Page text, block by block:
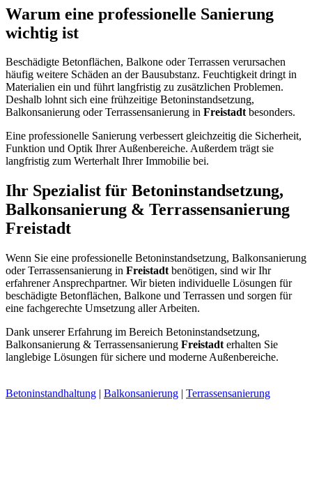
Warum eine professionelle Sanierung
wichtig ist
Beschädigte Betonflächen, Balkone oder Terrassen verursachen
häufig weitere Schäden an der Bausubstanz. Feuchtigkeit dringt in
Materialien ein und führt langfristig zu zusätzlichen Problemen.
Deshalb lohnt sich eine frühzeitige Betoninstandsetzung,
Balkonsanierung oder Terrassensanierung in Freistadtbesonders.
Eine professionelle Sanierung verbessert gleichzeitig die Sicherheit,
Funktion und Optik Ihrer Außenbereiche. Außerdem trägt sie
langfristig zum Werterhalt Ihrer Immobilie bei.
Ihr Spezialist für Betoninstandsetzung,
Balkonsanierung & Terrassensanierung
Freistadt
Wenn Sie eine professionelle Betoninstandsetzung, Balkonsanierung
oder Terrassensanierung in Freistadt benötigen, sind wir Ihr
erfahrener Ansprechpartner. Wir bieten individuelle Lösungen für
beschädigte Betonflächen, Balkone und Terrassen und sorgen für
eine fachgerechte Umsetzung aller Arbeiten.
Dank unserer Erfahrung im Bereich Betoninstandsetzung,
Balkonsanierung & Terrassensanierung Freistadt erhalten Sie
langlebige Lösungen für sichere und moderne Außenbereiche.
Betoninstandhaltung | Balkonsanierung | Terrassensanierung